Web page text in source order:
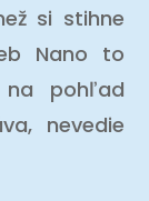
si stihne
Nano to
pohľad
nevedie